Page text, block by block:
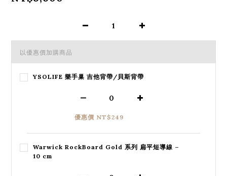
以優惠價加購商品
YSOLIFE 樂手巢 吉他背帶/貝斯背帶
優惠價 NT$249
Warwick RockBoard Gold 系列 扁平短導線 –
10 cm